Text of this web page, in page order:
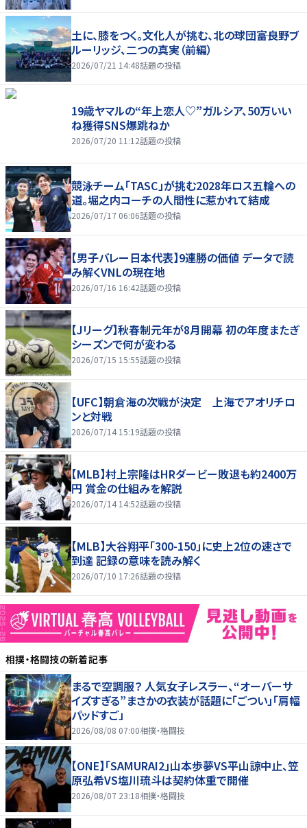
土に、膝をつく。文化人が挑む、北の球団――富良野ブ
ルーリッジ、二つの真実（前編）
2026/07/21 14:48話題の投稿
19歳ヤマルの“年上恋人♡”ガルシア、50万いい
ね獲得SNS爆跳ねか
2026/07/20 11:12話題の投稿
競泳チーム「TASC」が挑む2028年ロス五輪への
道。堀之内コーチの人間性に惹かれて結成
2026/07/17 06:06話題の投稿
【男子バレー日本代表】9連勝の価値 データで読
み解くVNLの現在地
2026/07/16 16:42話題の投稿
【Jリーグ】秋春制元年が8月開幕 初の年度またぎ
シーズンで何が変わる
2026/07/15 15:55話題の投稿
【UFC】朝倉海の次戦が決定 上海でアオリチロ
ンと対戦
2026/07/14 15:19話題の投稿
【MLB】村上宗隆はHRダービー敗退も約2400万
円 賞金の仕組みを解説
2026/07/14 14:52話題の投稿
【MLB】大谷翔平「300-150」に史上2位の速さで
到達 記録の意味を読み解く
2026/07/10 17:26話題の投稿
相撲・格闘技の新着記事
まるで空調服？ 人気女子レスラー、“オーバーサ
イズすぎる”まさかの衣装が話題に「ごつい」「肩幅
パッドすご」
2026/08/08 07:00相撲・格闘技
【ONE】「SAMURAI2」山本歩夢VS平山諒中止、笠
原弘希VS塩川琉斗は契約体重で開催
2026/08/07 23:18相撲・格闘技